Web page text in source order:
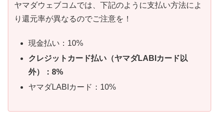
ヤマダウェブコムでは、下記のように支払い方法によ
り還元率が異なるのでご注意を！
現金払い：10%
クレジットカード払い（ヤマダLABIカード以
外）：8%
ヤマダLABIカード：10%